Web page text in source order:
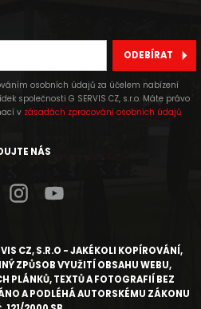
ODEBÍRAT
osobních údajů za účelem nabízení
společnosti G SERVIS CZ, s.r.o. Máte právo
v zásadách zpracování osobních údajů
NÁS
CZ, S.R.O - JAKÉKOLI KOPÍROVÁNÍ,
ZPŮSOB VYUŽITÍ OBSAHU WEBU,
PLÁNKŮ, TEXTŮ A FOTOGRAFIÍ BEZ
A PODLÉHÁ AUTORSKÉMU ZÁKONU